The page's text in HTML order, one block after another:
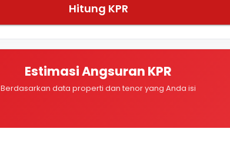
Hitung KPR
Estimasi Angsuran KPR
Berdasarkan data properti dan tenor yang Anda isi